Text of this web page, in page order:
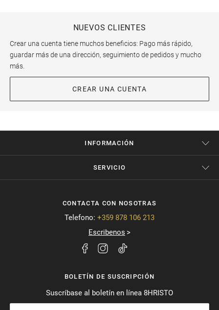
NUEVOS CLIENTES
Crear una cuenta tiene muchos beneficios: Pago más rápido,
guardar más de una dirección, seguimiento de pedidos y mucho
más.
CREAR UNA CUENTA
INFORMACIÓN
SERVICIO
CONTACTA CON NOSOTRAS
Telefono: +359 878 106 213
Escribenos
BOLETÍN DE SUSCRIPCIÓN
Suscríbase al boletín en línea 8HRISTO